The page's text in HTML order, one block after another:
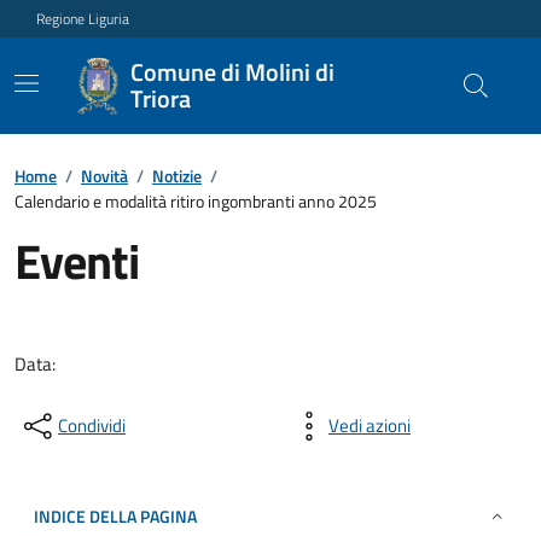
Regione Liguria
Comune di Molini di
Triora
Home / Novità / Notizie /
Calendario e modalità ritiro ingombranti anno 2025
Eventi
Data:
Condividi Vedi azioni
INDICE DELLA PAGINA